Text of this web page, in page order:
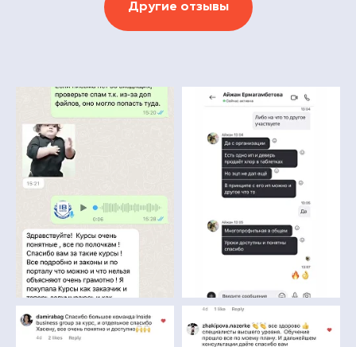
Другие отзывы